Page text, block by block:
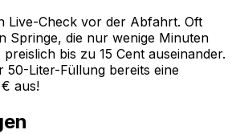
Live-Check vor der Abfahrt. Oft
Springe, die nur wenige Minuten
bis zu 15 Cent auseinander.
50-Liter-Füllung bereits eine
aus!